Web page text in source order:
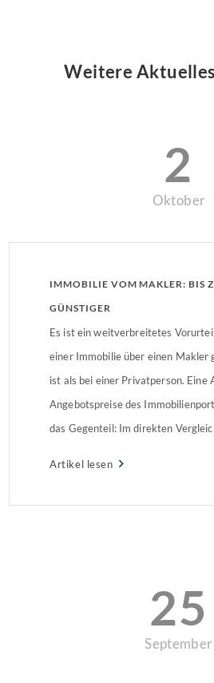
Weitere
2
Oktober
IMMOBILIE VOM MAKLER: BIS
GÜNSTIGER
Es ist ein weitverbreitetes
einer Immobilie über einen Makler
ist als bei einer Privatperson. Eine
Angebotspreise des
das Gegenteil: Im direkten
Artikel lesen
25
September